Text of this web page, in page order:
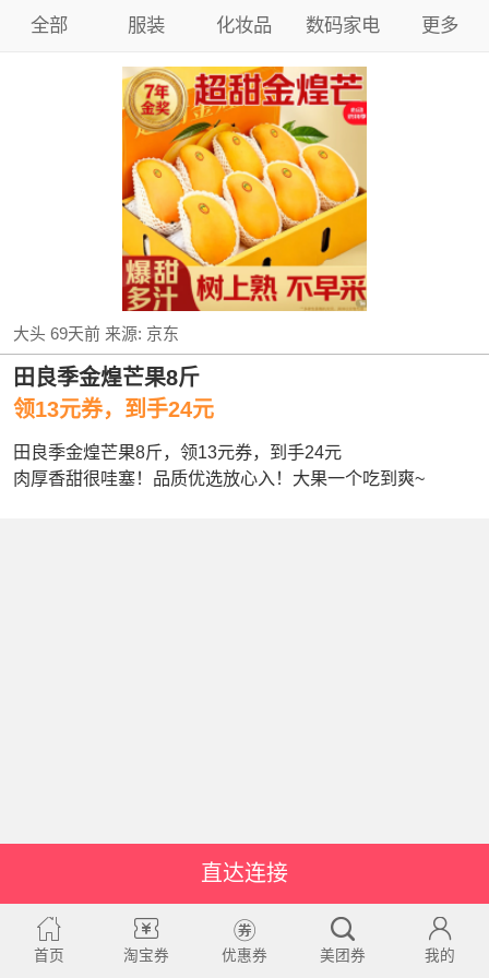
全部 服装 化妆品 数码家电 更多
大头 69天前来源: 京东
田良季金煌芒果8斤
领13元券，到手24元
田良季金煌芒果8斤，领13元券，到手24元
肉厚香甜很哇塞！品质优选放心入！大果一个吃到爽~
直达连接
首页 淘宝券 优惠券 美团券 我的